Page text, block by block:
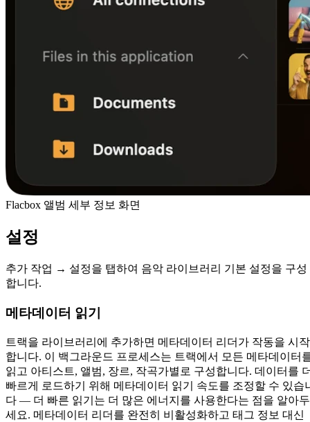
Flacbox 앨범 세부 정보 화면
설정
추가 작업 → 설정을 탭하여 음악 라이브러리 기본 설정을 구성
합니다.
메타데이터 읽기
트랙을 라이브러리에 추가하면 메타데이터 리더가 작동을 시작
합니다. 이 백그라운드 프로세스는 트랙에서 모든 메타데이터
읽고 아티스트, 앨범, 장르, 작곡가별로 구성합니다. 데이터를
빠르게 로드하기 위해 메타데이터 읽기 속도를 조정할 수 있습
다 — 더 빠른 읽기는 더 많은 에너지를 사용한다는 점을 알아두
세요. 메타데이터 리더를 완전히 비활성화하고 태그 정보 대신